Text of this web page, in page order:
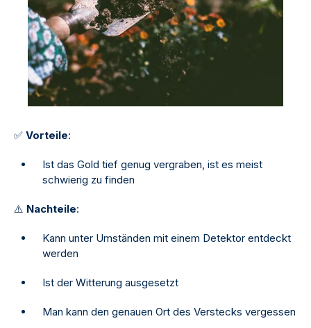
✅ Vorteile:
Ist das Gold tief genug vergraben, ist es meist
schwierig zu finden
⚠ Nachteile:
Kann unter Umständen mit einem Detektor entdeckt
werden
Ist der Witterung ausgesetzt
Man kann den genauen Ort des Verstecks vergessen